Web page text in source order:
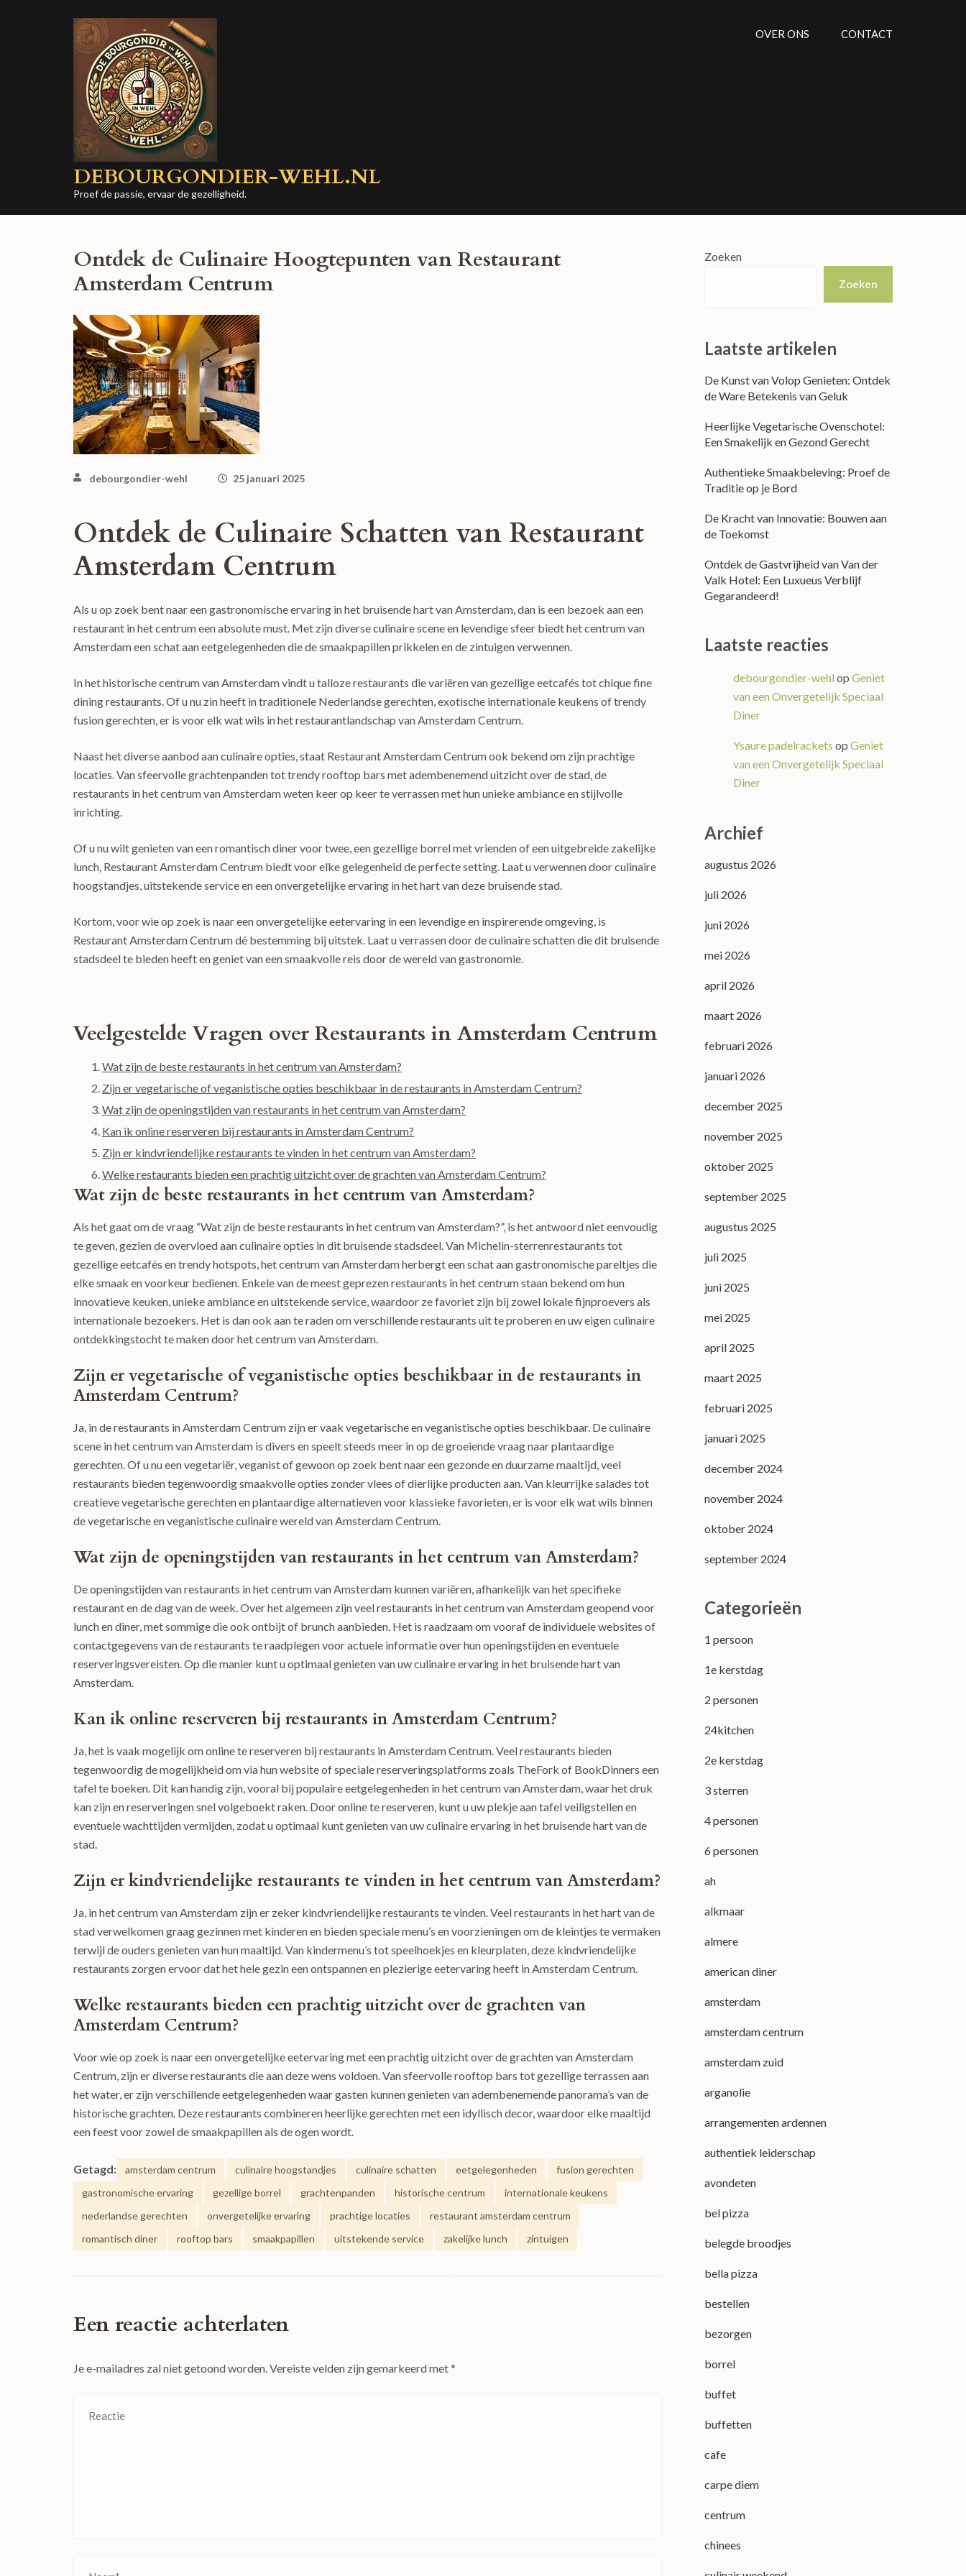
DEBOURGONDIER-WEHL.NL
Proef de passie, ervaar de gezelligheid.
OVER ONS CONTACT
Ontdek de Culinaire Hoogtepunten van Restaurant
Amsterdam Centrum
debourgondier-wehl 25 januari 2025
Ontdek de Culinaire Schatten van Restaurant
Amsterdam Centrum
Als u op zoek bent naar een gastronomische ervaring in het bruisende hart van Amsterdam, dan is een bezoek aan een
restaurant in het centrum een absolute must. Met zijn diverse culinaire scene en levendige sfeer biedt het centrum van
Amsterdam een schat aan eetgelegenheden die de smaakpapillen prikkelen en de zintuigen verwennen.
In het historische centrum van Amsterdam vindt u talloze restaurants die variëren van gezellige eetcafés tot chique fine
dining restaurants. Of u nu zin heeft in traditionele Nederlandse gerechten, exotische internationale keukens of trendy
fusion gerechten, er is voor elk wat wils in het restaurantlandschap van Amsterdam Centrum.
Naast het diverse aanbod aan culinaire opties, staat Restaurant Amsterdam Centrum ook bekend om zijn prachtige
locaties. Van sfeervolle grachtenpanden tot trendy rooftop bars met adembenemend uitzicht over de stad, de
restaurants in het centrum van Amsterdam weten keer op keer te verrassen met hun unieke ambiance en stijlvolle
inrichting.
Of u nu wilt genieten van een romantisch diner voor twee, een gezellige borrel met vrienden of een uitgebreide zakelijke
lunch, Restaurant Amsterdam Centrum biedt voor elke gelegenheid de perfecte setting. Laat u verwennen door culinaire
hoogstandjes, uitstekende service en een onvergetelijke ervaring in het hart van deze bruisende stad.
Kortom, voor wie op zoek is naar een onvergetelijke eetervaring in een levendige en inspirerende omgeving, is
Restaurant Amsterdam Centrum dé bestemming bij uitstek. Laat u verrassen door de culinaire schatten die dit bruisende
stadsdeel te bieden heeft en geniet van een smaakvolle reis door de wereld van gastronomie.
Veelgestelde Vragen over Restaurants in Amsterdam Centrum
Wat zijn de beste restaurants in het centrum van Amsterdam?
Zijn er vegetarische of veganistische opties beschikbaar in de restaurants in Amsterdam Centrum?
Wat zijn de openingstijden van restaurants in het centrum van Amsterdam?
Kan ik online reserveren bij restaurants in Amsterdam Centrum?
Zijn er kindvriendelijke restaurants te vinden in het centrum van Amsterdam?
Welke restaurants bieden een prachtig uitzicht over de grachten van Amsterdam Centrum?
Wat zijn de beste restaurants in het centrum van Amsterdam?
Als het gaat om de vraag “Wat zijn de beste restaurants in het centrum van Amsterdam?”, is het antwoord niet eenvoudig
te geven, gezien de overvloed aan culinaire opties in dit bruisende stadsdeel. Van Michelin-sterrenrestaurants tot
gezellige eetcafés en trendy hotspots, het centrum van Amsterdam herbergt een schat aan gastronomische pareltjes die
elke smaak en voorkeur bedienen. Enkele van de meest geprezen restaurants in het centrum staan bekend om hun
innovatieve keuken, unieke ambiance en uitstekende service, waardoor ze favoriet zijn bij zowel lokale fijnproevers als
internationale bezoekers. Het is dan ook aan te raden om verschillende restaurants uit te proberen en uw eigen culinaire
ontdekkingstocht te maken door het centrum van Amsterdam.
Zijn er vegetarische of veganistische opties beschikbaar in de restaurants in
Amsterdam Centrum?
Ja, in de restaurants in Amsterdam Centrum zijn er vaak vegetarische en veganistische opties beschikbaar. De culinaire
scene in het centrum van Amsterdam is divers en speelt steeds meer in op de groeiende vraag naar plantaardige
gerechten. Of u nu een vegetariër, veganist of gewoon op zoek bent naar een gezonde en duurzame maaltijd, veel
restaurants bieden tegenwoordig smaakvolle opties zonder vlees of dierlijke producten aan. Van kleurrijke salades tot
creatieve vegetarische gerechten en plantaardige alternatieven voor klassieke favorieten, er is voor elk wat wils binnen
de vegetarische en veganistische culinaire wereld van Amsterdam Centrum.
Wat zijn de openingstijden van restaurants in het centrum van Amsterdam?
De openingstijden van restaurants in het centrum van Amsterdam kunnen variëren, afhankelijk van het specifieke
restaurant en de dag van de week. Over het algemeen zijn veel restaurants in het centrum van Amsterdam geopend voor
lunch en diner, met sommige die ook ontbijt of brunch aanbieden. Het is raadzaam om vooraf de individuele websites of
contactgegevens van de restaurants te raadplegen voor actuele informatie over hun openingstijden en eventuele
reserveringsvereisten. Op die manier kunt u optimaal genieten van uw culinaire ervaring in het bruisende hart van
Amsterdam.
Kan ik online reserveren bij restaurants in Amsterdam Centrum?
Ja, het is vaak mogelijk om online te reserveren bij restaurants in Amsterdam Centrum. Veel restaurants bieden
tegenwoordig de mogelijkheid om via hun website of speciale reserveringsplatforms zoals TheFork of BookDinners een
tafel te boeken. Dit kan handig zijn, vooral bij populaire eetgelegenheden in het centrum van Amsterdam, waar het druk
kan zijn en reserveringen snel volgeboekt raken. Door online te reserveren, kunt u uw plekje aan tafel veiligstellen en
eventuele wachttijden vermijden, zodat u optimaal kunt genieten van uw culinaire ervaring in het bruisende hart van de
stad.
Zijn er kindvriendelijke restaurants te vinden in het centrum van Amsterdam?
Ja, in het centrum van Amsterdam zijn er zeker kindvriendelijke restaurants te vinden. Veel restaurants in het hart van de
stad verwelkomen graag gezinnen met kinderen en bieden speciale menu’s en voorzieningen om de kleintjes te vermaken
terwijl de ouders genieten van hun maaltijd. Van kindermenu’s tot speelhoekjes en kleurplaten, deze kindvriendelijke
restaurants zorgen ervoor dat het hele gezin een ontspannen en plezierige eetervaring heeft in Amsterdam Centrum.
Welke restaurants bieden een prachtig uitzicht over de grachten van
Amsterdam Centrum?
Voor wie op zoek is naar een onvergetelijke eetervaring met een prachtig uitzicht over de grachten van Amsterdam
Centrum, zijn er diverse restaurants die aan deze wens voldoen. Van sfeervolle rooftop bars tot gezellige terrassen aan
het water, er zijn verschillende eetgelegenheden waar gasten kunnen genieten van adembenemende panorama’s van de
historische grachten. Deze restaurants combineren heerlijke gerechten met een idyllisch decor, waardoor elke maaltijd
een feest voor zowel de smaakpapillen als de ogen wordt.
Getagd: amsterdam centrum culinaire hoogstandjes culinaire schatten eetgelegenheden
fusion gerechten
gastronomische ervaring
gezellige borrel grachtenpanden historische centrum
internationale keukens
nederlandse gerechten
onvergetelijke ervaring prachtige locaties
restaurant amsterdam centrum
romantisch diner
rooftop bars smaakpapillen uitstekende service zakelijke lunch zintuigen
Een reactie achterlaten
Je e-mailadres zal niet getoond worden.Vereiste velden zijn gemarkeerd met*
Zoeken
Zoeken
Laatste artikelen
De Kunst van Volop Genieten: Ontdek
de Ware Betekenis van Geluk
Heerlijke Vegetarische Ovenschotel:
Een Smakelijk en Gezond Gerecht
Authentieke Smaakbeleving: Proef de
Traditie op je Bord
De Kracht van Innovatie: Bouwen aan
de Toekomst
Ontdek de Gastvrijheid van Van der
Valk Hotel: Een Luxueus Verblijf
Gegarandeerd!
Laatste reacties
debourgondier-wehl op Geniet
van een Onvergetelijk Speciaal
Diner
Ysaure padelrackets op Geniet
van een Onvergetelijk Speciaal
Diner
Archief
augustus 2026
juli 2026
juni 2026
mei 2026
april 2026
maart 2026
februari 2026
januari 2026
december 2025
november 2025
oktober 2025
september 2025
augustus 2025
juli 2025
juni 2025
mei 2025
april 2025
maart 2025
februari 2025
januari 2025
december 2024
november 2024
oktober 2024
september 2024
Categorieën
1 persoon
1e kerstdag
2 personen
24kitchen
2e kerstdag
3 sterren
4 personen
6 personen
ah
alkmaar
almere
american diner
amsterdam
amsterdam centrum
amsterdam zuid
arganolie
arrangementen ardennen
authentiek leiderschap
avondeten
bel pizza
belegde broodjes
bella pizza
bestellen
bezorgen
borrel
buffet
buffetten
cafe
carpe diem
centrum
chinees